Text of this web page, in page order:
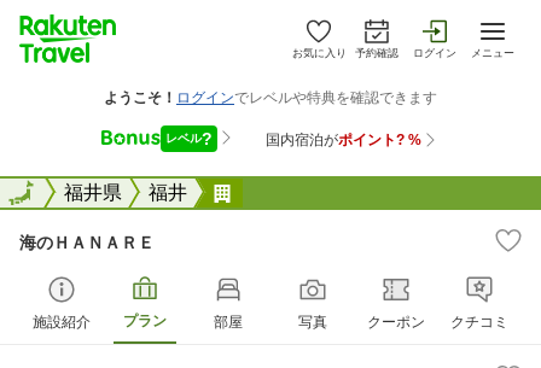
お気に入り 予約確認 ログイン メニュー
全国福井県 福井
全国
海のＨＡＮＡＲＥ
施設紹介 プラン 部屋 写真 クーポン クチコミ